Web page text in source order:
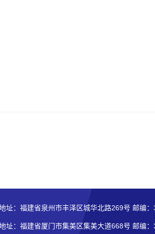
址：福建省泉州市丰泽区城华北路269号 邮编：
址：福建省厦门市集美区集美大道668号 邮编：